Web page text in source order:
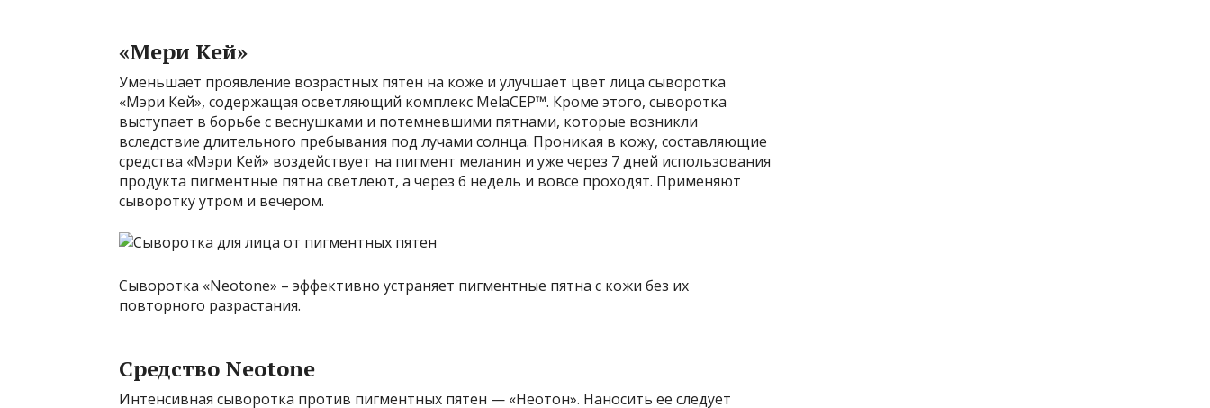
«Мери Кей»
Уменьшает проявление возрастных пятен на коже и улучшает цвет лица сыворотка
«Мэри Кей», содержащая осветляющий комплекс MelaCEP™. Кроме этого, сыворотка
выступает в борьбе с веснушками и потемневшими пятнами, которые возникли
вследствие длительного пребывания под лучами солнца. Проникая в кожу, составляющие
средства «Мэри Кей» воздействует на пигмент меланин и уже через 7 дней использования
продукта пигментные пятна светлеют, а через 6 недель и вовсе проходят. Применяют
сыворотку утром и вечером.
Сыворотка «Neotone» – эффективно устраняет пигментные пятна с кожи без их
повторного разрастания.
Средство Neotone
Интенсивная сыворотка против пигментных пятен — «Неотон». Наносить ее следует